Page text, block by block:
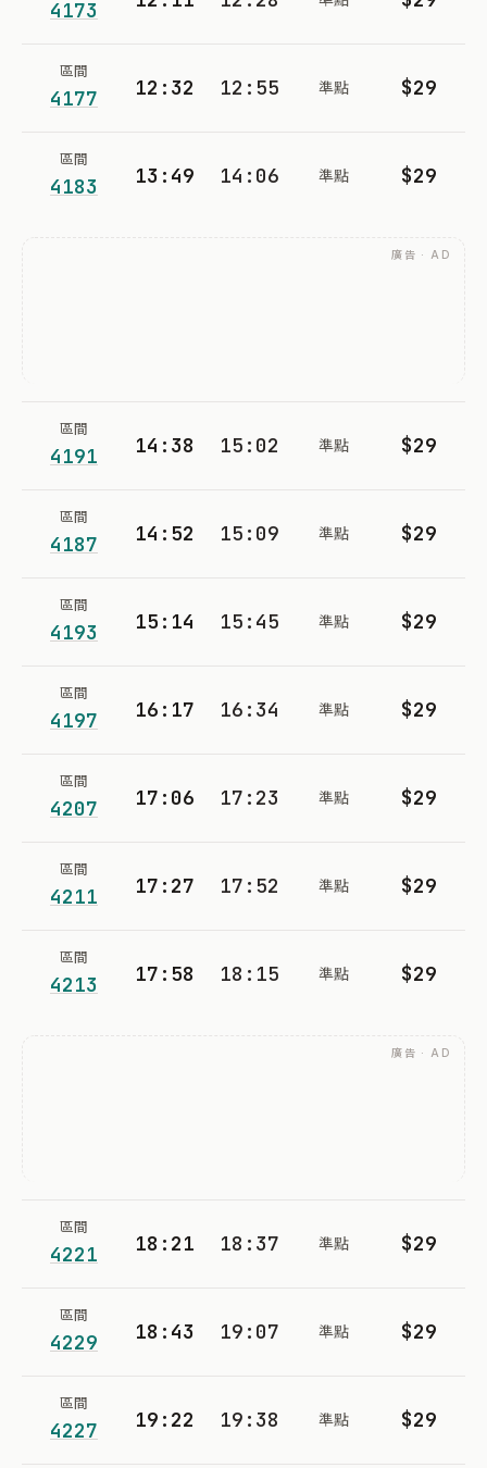
4173
區間
4177 12:32 12:55 準點 $29
區間
4183 13:49 14:06 準點 $29
廣告 · AD
區間
4191 14:38 15:02 準點 $29
區間
4187 14:52 15:09 準點 $29
區間
4193 15:14 15:45 準點 $29
區間
4197 16:17 16:34 準點 $29
區間
4207 17:06 17:23 準點 $29
區間
4211 17:27 17:52 準點 $29
區間
4213 17:58 18:15 準點 $29
廣告 · AD
區間
4221 18:21 18:37 準點 $29
區間
4229 18:43 19:07 準點 $29
區間
4227 19:22 19:38 準點 $29